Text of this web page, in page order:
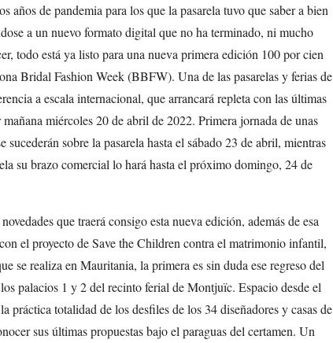
años de pandemia para los que la pasarela tuvo que saber a bien
a un nuevo formato digital que no ha terminado, ni mucho
todo está ya listo para una nueva primera edición 100 por cien
Bridal Fashion Week (BBFW). Una de las pasarelas y ferias de
a escala internacional, que arrancará repleta con las últimas
mañana miércoles 20 de abril de 2022. Primera jornada de unas
sucederán sobre la pasarela hasta el sábado 23 de abril, mientras
su brazo comercial lo hará hasta el próximo domingo, 24 de
que traerá consigo esta nueva edición, además de esa
el proyecto de Save the Children contra el matrimonio infantil,
se realiza en Mauritania, la primera es sin duda ese regreso del
palacios 1 y 2 del recinto ferial de Montjuïc. Espacio desde el
práctica totalidad de los desfiles de los 34 diseñadores y casas de
sus últimas propuestas bajo el paraguas del certamen. Un